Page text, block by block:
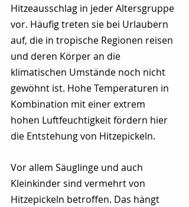
Hitzeausschlag in jeder Altersgruppe
vor. Häufig treten sie bei Urlaubern
auf, die in tropische Regionen reisen
und deren Körper an die
klimatischen Umstände noch nicht
gewöhnt ist. Hohe Temperaturen in
Kombination mit einer extrem
hohen Luftfeuchtigkeit fördern hier
die Entstehung von Hitzepickeln.
Vor allem Säuglinge und auch
Kleinkinder sind vermehrt von
Hitzepickeln betroffen. Das hängt